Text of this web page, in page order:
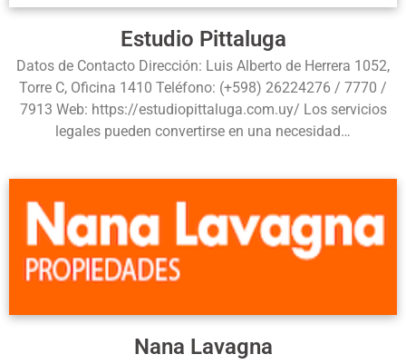
Estudio Pittaluga
Datos de Contacto Dirección: Luis Alberto de Herrera 1052,
Torre C, Oficina 1410 Teléfono: (+598) 26224276 / 7770 /
7913 Web: https://estudiopittaluga.com.uy/ Los servicios
legales pueden convertirse en una necesidad…
Nana Lavagna